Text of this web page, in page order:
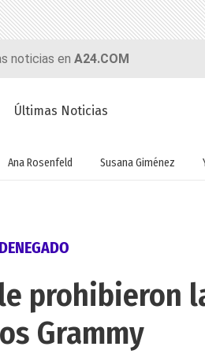
noticias en A24.COM
Últimas Noticias
Ana Rosenfeld Susana Giménez
prohibieron
Grammy